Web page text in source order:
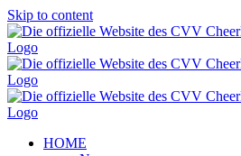
Skip to content
HOME